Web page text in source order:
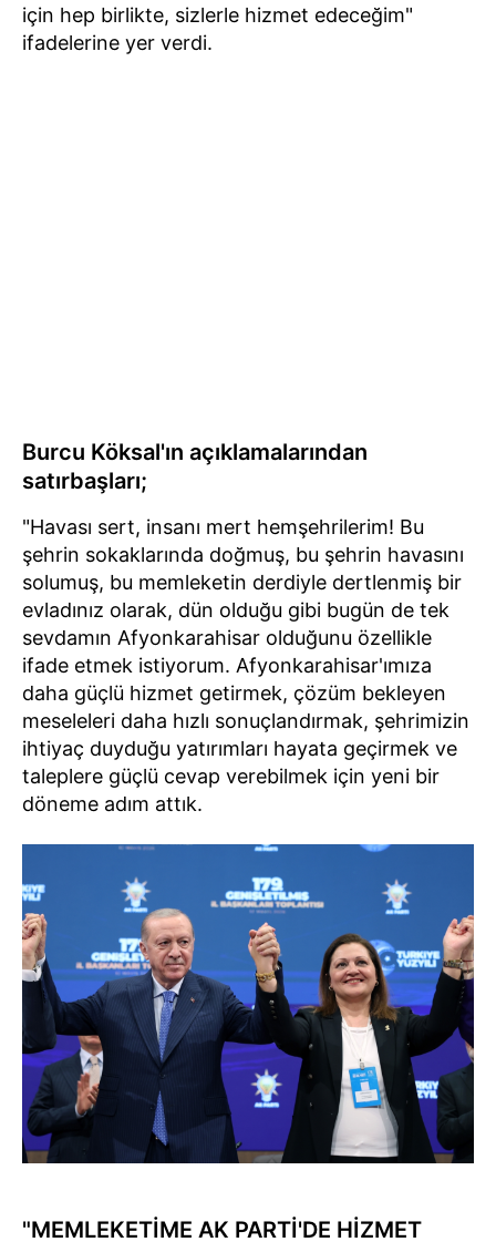
için hep birlikte, sizlerle hizmet edeceğim"
ifadelerine yer verdi.
Burcu Köksal'ın açıklamalarından
satırbaşları;
"Havası sert, insanı mert hemşehrilerim! Bu
şehrin sokaklarında doğmuş, bu şehrin havasını
solumuş, bu memleketin derdiyle dertlenmiş bir
evladınız olarak, dün olduğu gibi bugün de tek
sevdamın Afyonkarahisar olduğunu özellikle
ifade etmek istiyorum. Afyonkarahisar'ımıza
daha güçlü hizmet getirmek, çözüm bekleyen
meseleleri daha hızlı sonuçlandırmak, şehrimizin
ihtiyaç duyduğu yatırımları hayata geçirmek ve
taleplere güçlü cevap verebilmek için yeni bir
döneme adım attık.
"MEMLEKETİME AK PARTİ'DE HİZMET